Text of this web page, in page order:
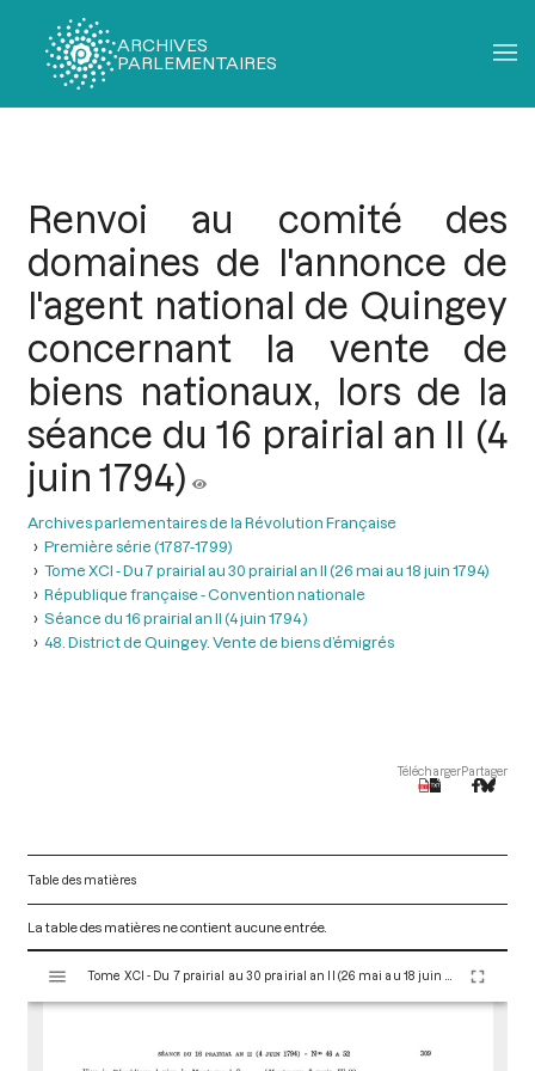
ARCHIVES
PARLEMENTAIRES
Renvoi au comité des
domaines de l'annonce de
l'agent national de Quingey
concernant la vente de
biens nationaux, lors de la
séance du 16 prairial an II (4
juin 1794)
Archives parlementaires de la Révolution Française
Première série (1787-1799)
Tome XCI - Du 7 prairial au 30 prairial an II (26 mai au 18 juin 1794)
République française - Convention nationale
Séance du 16 prairial an II (4 juin 1794 )
48. District de Quingey. Vente de biens d’émigrés
TéléchargerPartager
Table des matières
La table des matières ne contient aucune entrée.
s